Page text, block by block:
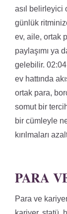
asıl belirleyici
günlük
ev, aile, ortak
paylaşımı ya
gelebilir.
ev hattında
ortak para,
somut bir
bir cümleyle
kırılmaları
PARA
Para ve